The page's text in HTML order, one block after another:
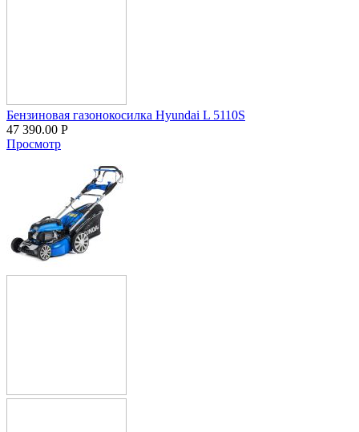
Бензиновая газонокосилка Hyundai L 5110S
47 390.00 Р
Просмотр